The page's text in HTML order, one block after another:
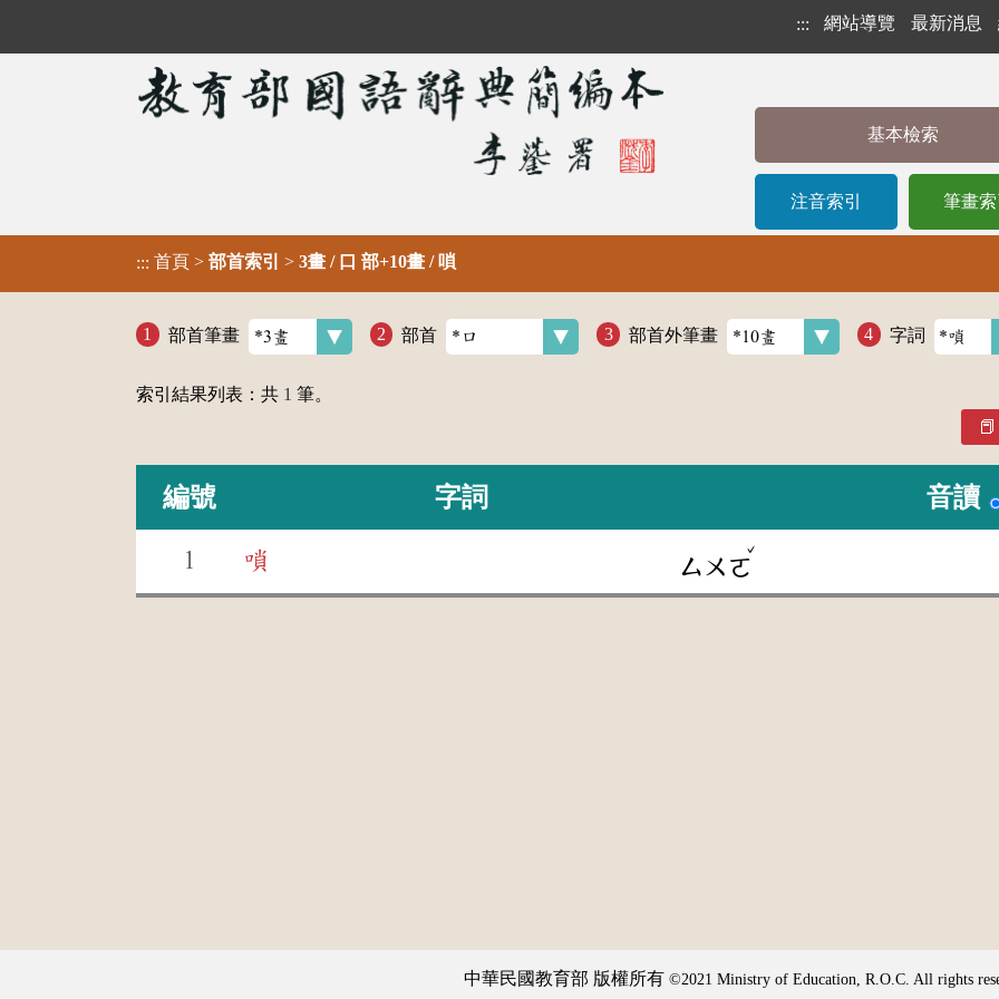
::: 網站導覽 最新消息
基本檢索
注音索引 筆畫索
::: 首頁 > 部首索引 > 3畫 / 口 部+10畫 / 嗩
部首筆畫 部首 部首外筆畫 字詞
索引結果列表：共 1 筆。
編號 字詞 音讀
1 嗩 ㄙㄨㄛ
ˇ
中華民國教育部 版權所有 ©2021 Ministry of Education, R.O.C. All rights